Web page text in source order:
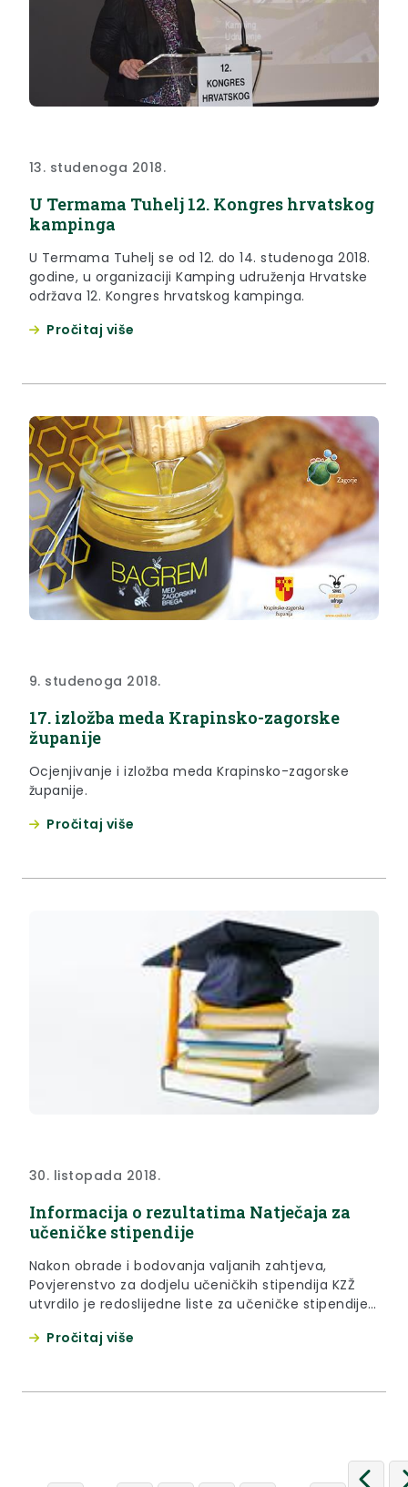
13. studenoga 2018.
U Termama Tuhelj 12. Kongres hrvatskog
kampinga
U Termama Tuhelj se od 12. do 14. studenoga 2018.
godine, u organizaciji Kamping udruženja Hrvatske
održava 12. Kongres hrvatskog kampinga.
Pročitaj više
9. studenoga 2018.
17. izložba meda Krapinsko-zagorske
županije
Ocjenjivanje i izložba meda Krapinsko-zagorske
županije.
Pročitaj više
30. listopada 2018.
Informacija o rezultatima Natječaja za
učeničke stipendije
Nakon obrade i bodovanja valjanih zahtjeva,
Povjerenstvo za dodjelu učeničkih stipendija KZŽ
utvrdilo je redoslijedne liste za učeničke stipendije
daju zainteresiranoj javnosti na uvid i znanje.
Pročitaj više